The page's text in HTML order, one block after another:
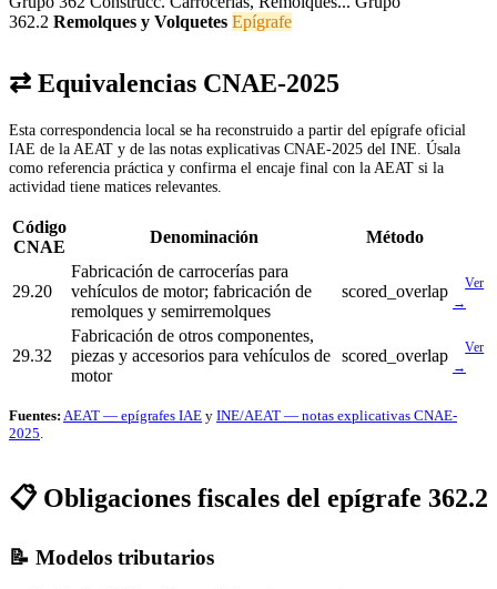
362.2 Remolques y Volquetes Epígrafe
⇄ Equivalencias CNAE-2025
Esta correspondencia local se ha reconstruido a partir del epígrafe oficial
IAE de la AEAT y de las notas explicativas CNAE-2025 del INE. Úsala
como referencia práctica y confirma el encaje final con la AEAT si la
actividad tiene matices relevantes.
Código
CNAE
Denominación Método
29.20
Fabricación de carrocerías para
vehículos de motor; fabricación de
remolques y semirremolques
scored_overlap
Ver
→
29.32
Fabricación de otros componentes,
piezas y accesorios para vehículos de
motor
scored_overlap
Ver
→
Fuentes: AEAT — epígrafes IAE y INE/AEAT — notas explicativas CNAE-
2025
📋 Obligaciones fiscales del epígrafe 362.2
📝 Modelos tributarios